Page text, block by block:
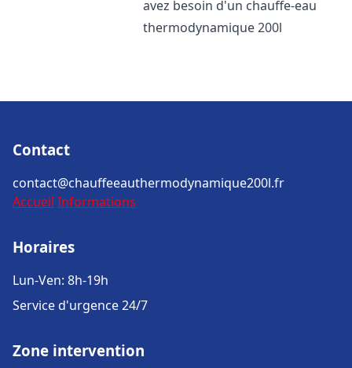
avez besoin d'un chauffe-eau
thermodynamique 200l
Contact
contact@chauffeeauthermodynamique200l.fr
Accueil Informations
Horaires
Lun-Ven: 8h-19h
Service d'urgence 24/7
Zone intervention